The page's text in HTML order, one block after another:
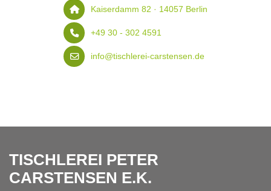
Kaiserdamm 82 · 14057 Berlin
+49 30 - 302 4591
info@tischlerei-carstensen.de
TISCHLEREI PETER
CARSTENSEN E.K.